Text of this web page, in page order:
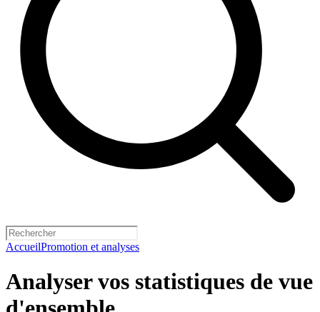
AccueilPromotion et analyses
Analyser vos statistiques de vue